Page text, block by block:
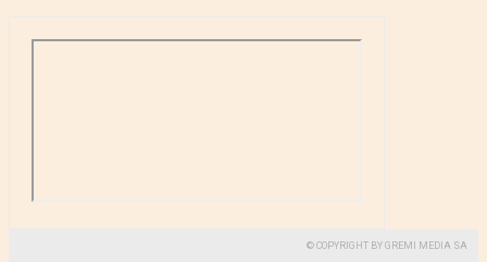
© COPYRIGHT BY GREMI MEDIA SA